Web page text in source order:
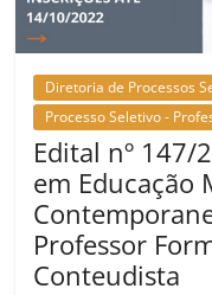
Diretoria de Processos
Processo Seletivo -
Edital nº 147/
em Educação
Professor
Conteudista